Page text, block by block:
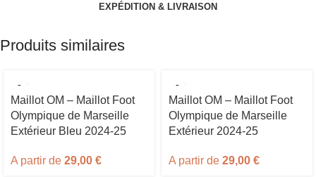
EXPÉDITION & LIVRAISON
Produits similaires
Maillot OM – Maillot Foot
Olympique de Marseille
Extérieur Bleu 2024-25
A partir de 29,00 €
Maillot OM – Maillot Foot
Olympique de Marseille
Extérieur 2024-25
A partir de 29,00 €